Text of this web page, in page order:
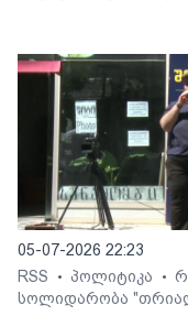
05-07-2026 22:23
RSS
• პოლიტიკა •
სოლიდარობა